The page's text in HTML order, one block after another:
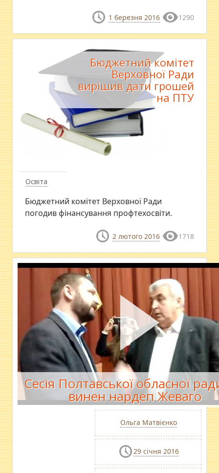
1 березня 2016 1290
Освіта
Бюджетний комітет
Верховної Ради
вирішив дати грошей
на ПТУ
Бюджетний комітет Верховної Ради
погодив фінансування профтехосвіти.
2 лютого 2016 1718
Сесія Полтавської обласної
винен нардеп Жеваго
Ольга Матвієнко
29 січня 2016